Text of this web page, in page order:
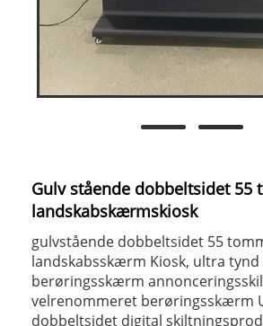
Gulv stående dobbeltsidet 55
landskabskærmskiosk
gulvstående dobbeltsidet 55
landskabsskærm Kiosk, ultra
berøringsskærm
velrenommeret berøringsskærm
dobbeltsidet digital